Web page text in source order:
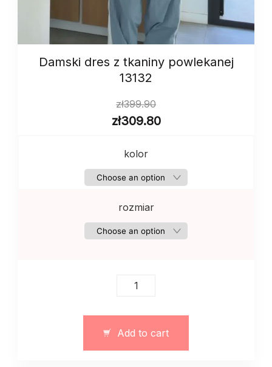
Damski dres z tkaniny powlekanej
13132
zł399.90
zł309.80
kolor
rozmiar
Damski
powlekanej
13132
Add to cart